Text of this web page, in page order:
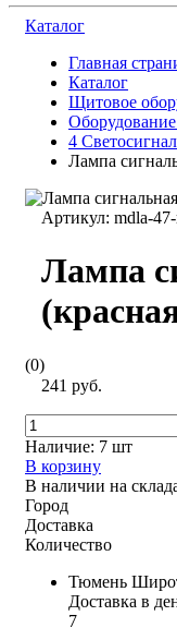
Каталог
Главная
Каталог
Щитовое
4
Лампа
Артикул: mdla-
Лампа
(0)
241 руб.
Наличие: 7 шт
В корзину
В наличии на
Город
Доставка
Количество
Тюмень
Доставка в
7